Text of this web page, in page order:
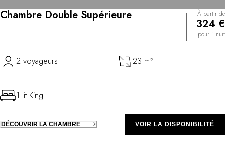
Chambre Double Supérieure À partir de
324 €
pour 1 nuit
2 voyageurs 23 m²
1 lit King
DÉCOUVRIR LA CHAMBRE VOIR LA DISPONIBILITÉ